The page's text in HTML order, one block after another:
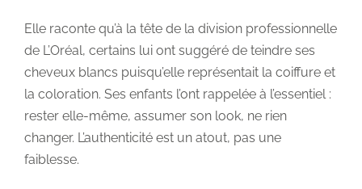
Elle raconte qu’à la tête de la division professionnelle
de L’Oréal, certains lui ont suggéré de teindre ses
cheveux blancs puisqu’elle représentait la coiffure et
la coloration. Ses enfants l’ont rappelée à l’essentiel :
rester elle-même, assumer son look, ne rien
changer. L’authenticité est un atout, pas une
faiblesse.